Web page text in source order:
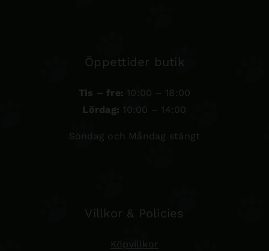
Öppettider butik
Tis – fre: 10:00 – 18:00
Lördag: 10:00 – 14:00
Söndag och Måndag stängt
Villkor & Policies
Köpvillkor